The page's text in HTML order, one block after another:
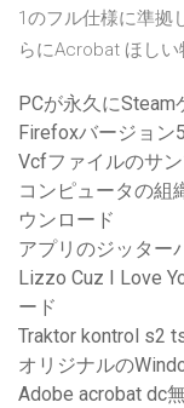
1のフル仕様に準拠
らにAcrobat ほし
PCが永久に
Firefoxバージョン
Vcfファイルのサ
コンピュータの組
ウンロード
アプリのジッター
Lizzo Cuz I Love
ード
Traktor kontrol s2
オリジナルの
Adobe acrobat dc